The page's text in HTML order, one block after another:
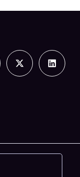
X-
twitter
Linkedin